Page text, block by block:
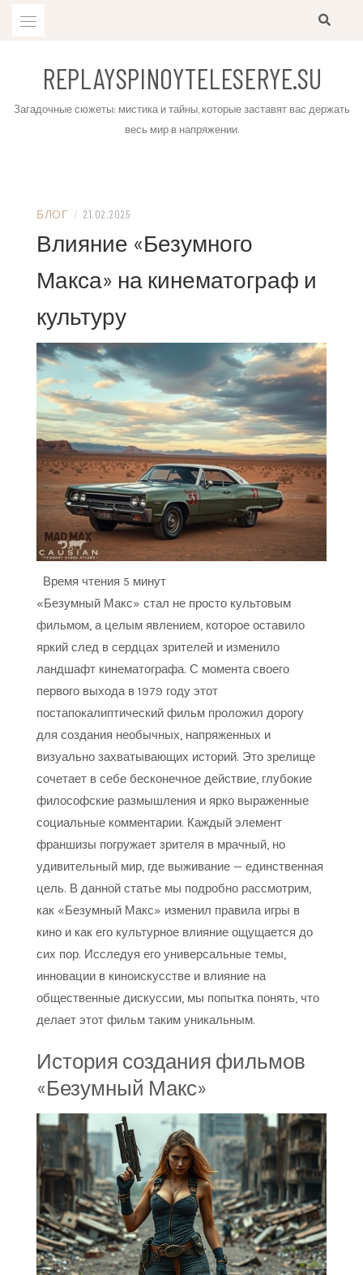
REPLAYSPINOYTELESERYE.SU
Загадочные сюжеты: мистика и тайны, которые заставят вас держать
весь мир в напряжении.
БЛОГ / 21.02.2025
Влияние «Безумного
Макса» на кинематограф и
культуру
Время чтения 5 минут
«Безумный Макс» стал не просто культовым
фильмом, а целым явлением, которое оставило
яркий след в сердцах зрителей и изменило
ландшафт кинематографа. С момента своего
первого выхода в 1979 году этот
постапокалиптический фильм проложил дорогу
для создания необычных, напряженных и
визуально захватывающих историй. Это зрелище
сочетает в себе бесконечное действие, глубокие
философские размышления и ярко выраженные
социальные комментарии. Каждый элемент
франшизы погружает зрителя в мрачный, но
удивительный мир, где выживание — единственная
цель. В данной статье мы подробно рассмотрим,
как «Безумный Макс» изменил правила игры в
кино и как его культурное влияние ощущается до
сих пор. Исследуя его универсальные темы,
инновации в киноискусстве и влияние на
общественные дискуссии, мы попытка понять, что
делает этот фильм таким уникальным.
История создания фильмов
«Безумный Макс»